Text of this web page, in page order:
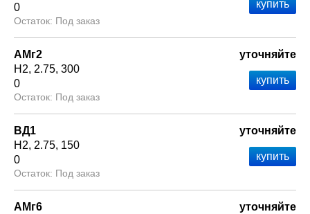
0
Под заказ
АМг2
Н2 2.75 300
0
Под заказ
уточняйте
ВД1
Н2 2.75 150
0
Под заказ
уточняйте
АМг6
уточняйте